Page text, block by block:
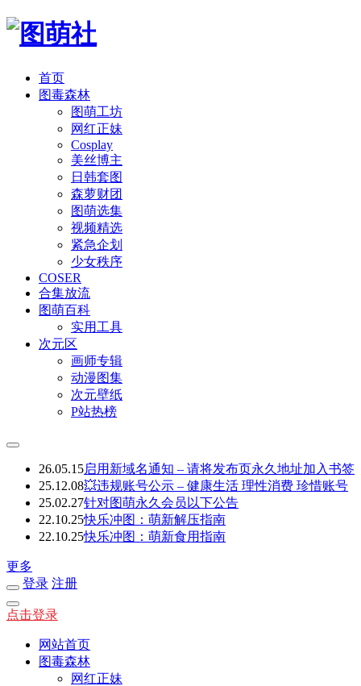
首页
图毒森林
图萌工坊
网红正妹
Cosplay
美丝博主
日韩套图
森萝财团
图萌选集
视频精选
紧急企划
少女秩序
COSER
合集放流
图萌百科
实用工具
次元区
画师专辑
动漫图集
次元壁纸
P站热榜
26.05.15启用新域名通知 – 请将发布页永久地址加入书签
25.12.08💥违规账号公示 – 健康生活 理性消费 珍惜账号
25.02.27针对图萌永久会员以下公告
22.10.25快乐冲图：萌新解压指南
22.10.25快乐冲图：萌新食用指南
更多
登录 注册
点击登录
网站首页
图毒森林
网红正妹